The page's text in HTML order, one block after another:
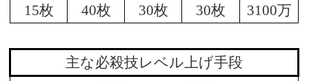
15枚
40枚 30枚 30枚 3100万
主な必殺技レベル上げ手段